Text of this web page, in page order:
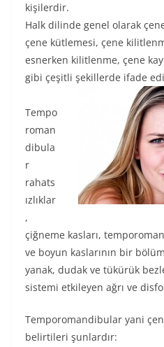
kişilerdir.
Halk dilinde genel olarak çene
çene kütlemesi, çene
esnerken kilitlenme, çene
gibi çeşitli şekillerde ifade
Tempo
roman
dibula
r
rahats
ızlıklar
,
çiğneme kasları,
ve boyun kaslarının bir
yanak, dudak ve tükürük
sistemi etkileyen ağrı ve
Temporomandibular yani
belirtileri şunlardır: